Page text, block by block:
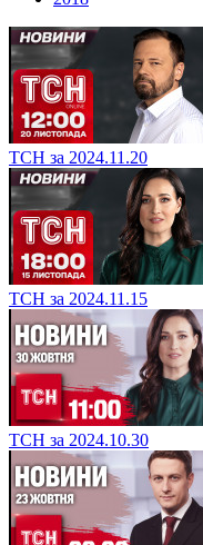
ТСН за 2024.11.20
ТСН за 2024.11.15
ТСН за 2024.10.30